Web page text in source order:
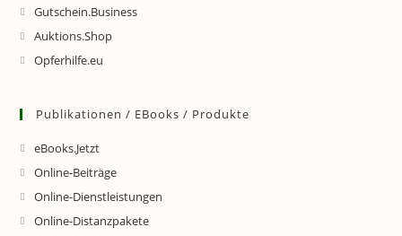
Gutschein.Business
Auktions.Shop
Opferhilfe.eu
Publikationen / EBooks / Produkte
eBooks.Jetzt
Online-Beiträge
Online-Dienstleistungen
Online-Distanzpakete